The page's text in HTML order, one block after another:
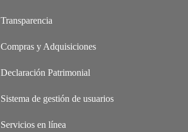
Transparencia
Compras y Adquisiciones
Declaración Patrimonial
Sistema de gestión de usuarios
Servicios en línea